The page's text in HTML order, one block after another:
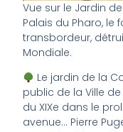
Vue sur le Jardin
Palais du Pharo, le
transbordeur,
Mondiale.
Le jardin de la
public de la Ville
du XIXe dans le
avenue… Pierre